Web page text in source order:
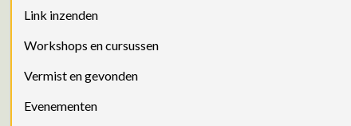
Link inzenden
Workshops en cursussen
Vermist en gevonden
Evenementen